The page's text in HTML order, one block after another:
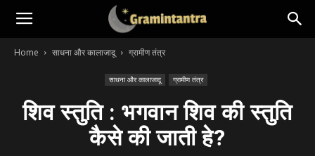
Home साधना और कालाजादू ग्रामीण तंत्र
साधना और कालाजादू ग्रामीण तंत्र
शिव स्तुति : भगवान शिव की स्तुति
कैसे की जाती हे?